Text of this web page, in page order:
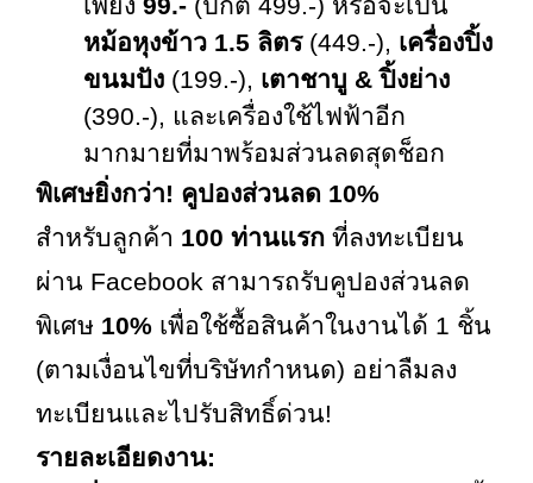
เพียง 99.- (ปกติ 499.-) หรือจะเป็น
หม้อหุงข้าว 1.5 ลิตร(449.-), เครื่องปิ้ง
ขนมปัง (199.-), เตาชาบู & ปิ้งย่าง
(390.-), และเครื่องใช้ไฟฟ้าอีก
มากมายที่มาพร้อมส่วนลดสุดช็อก
พิเศษยิ่งกว่า! คูปองส่วนลด 10%
สำหรับลูกค้า 100 ท่านแรก ที่ลงทะเบียน
ผ่าน Facebook สามารถรับคูปองส่วนลด
พิเศษ 10% เพื่อใช้ซื้อสินค้าในงานได้ 1 ชิ้น
(ตามเงื่อนไขที่บริษัทกำหนด) อย่าลืมลง
ทะเบียนและไปรับสิทธิ์ด่วน!
รายละเอียดงาน: